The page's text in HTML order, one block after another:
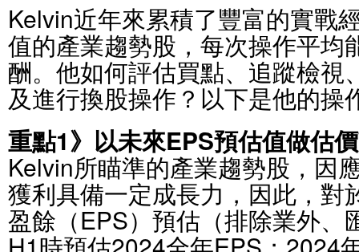
Kelvin近年來累積了豐富的實戰
值的產業趨勢股，每次操作平均
酬。他如何評估買點、追蹤檢視
及進行換股操作？以下是他的操
重點1》以未來EPS預估值做估
Kelvin所瞄準的產業趨勢股，因
獲利具備一定成長力，因此，對
盈餘（EPS）預估（排除業外、